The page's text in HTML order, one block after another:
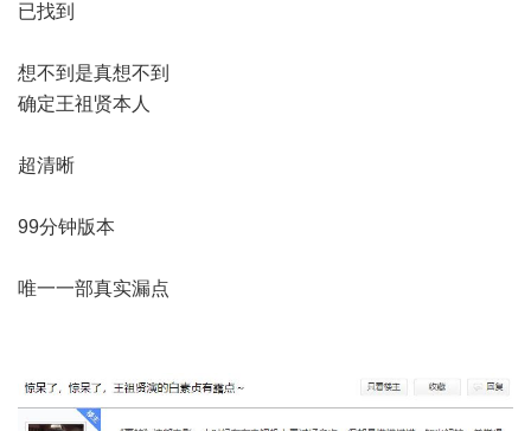
已找到
想不到是真想不到
确定王祖贤本人
超清晰
99分钟版本
唯一一部真实漏点